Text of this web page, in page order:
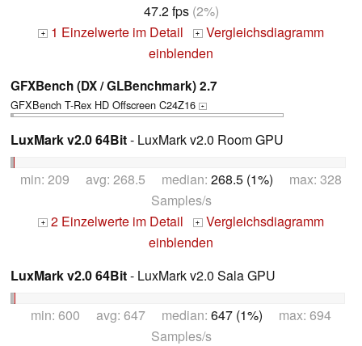
47.2 fps(2%)
+ 1 Einzelwerte im Detail + Vergleichsdiagramm
einblenden
GFXBench (DX / GLBenchmark) 2.7
GFXBench T-Rex HD Offscreen C24Z16 +
LuxMark v2.0 64Bit- LuxMark v2.0 Room GPU
min: 209 avg: 268.5 median: 268.5 (1%) max: 328
Samples/s
+ 2 Einzelwerte im Detail + Vergleichsdiagramm
einblenden
LuxMark v2.0 64Bit- LuxMark v2.0 Sala GPU
min: 600 avg: 647 median: 647 (1%) max: 694
Samples/s